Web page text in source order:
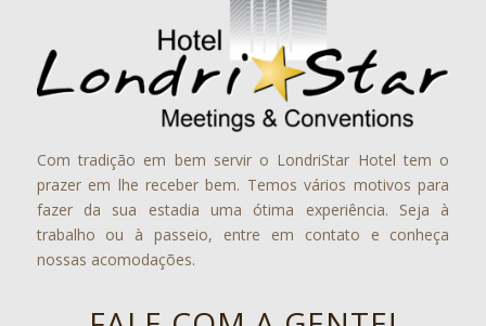
Com tradição em bem servir o LondriStar Hotel tem o
prazer em lhe receber bem. Temos vários motivos para
fazer da sua estadia uma ótima experiência. Seja à
trabalho ou à passeio, entre em contato e conheça
nossas acomodações.